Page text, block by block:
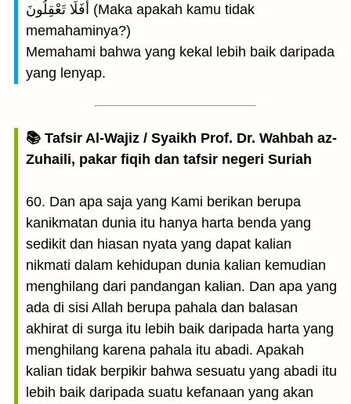
أَفَلَا تَعْقِلُونَ (Maka apakah kamu tidak
memahaminya?)
Memahami bahwa yang kekal lebih baik daripada
yang lenyap.
📚 Tafsir Al-Wajiz / Syaikh Prof. Dr. Wahbah az-
Zuhaili, pakar fiqih dan tafsir negeri Suriah
60. Dan apa saja yang Kami berikan berupa
kanikmatan dunia itu hanya harta benda yang
sedikit dan hiasan nyata yang dapat kalian
nikmati dalam kehidupan dunia kalian kemudian
menghilang dari pandangan kalian. Dan apa yang
ada di sisi Allah berupa pahala dan balasan
akhirat di surga itu lebih baik daripada harta yang
menghilang karena pahala itu abadi. Apakah
kalian tidak berpikir bahwa sesuatu yang abadi itu
lebih baik daripada suatu kefanaan yang akan